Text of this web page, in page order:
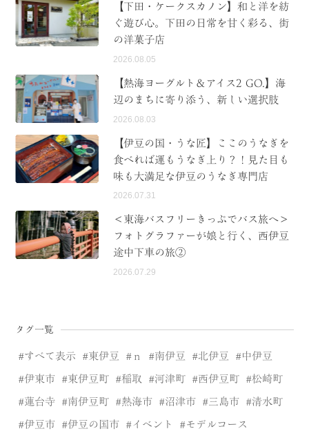
【下田・ケークスカノン】和と洋を紡
ぐ遊び心。下田の日常を甘く彩る、街
の洋菓子店
2026.08.05
【熱海ヨーグルト＆アイス2 GO.】海
辺のまちに寄り添う、新しい選択肢
2026.08.03
【伊豆の国・うな匠】ここのうなぎを
食べれば運もうなぎ上り？！見た目も
味も大満足な伊豆のうなぎ専門店
2026.07.31
＜東海バスフリーきっぷでバス旅へ＞
フォトグラファーが娘と行く、西伊豆
途中下車の旅②
2026.07.29
タグ一覧
すべて表示 東伊豆 ｎ 南伊豆 北伊豆 中伊豆
伊東市 東伊豆町 稲取 河津町 西伊豆町 松崎町
蓮台寺 南伊豆町 熱海市 沼津市 三島市 清水町
伊豆市 伊豆の国市 イベント モデルコース